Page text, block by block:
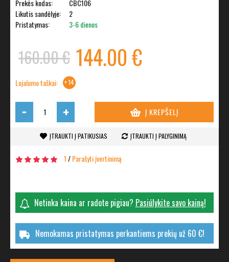
Prekės kodas:
CBC106
Likutis sandėlyje:
2
Pristatymas:
3-6 dienos
160.00 € 144.00 €
Lojalumo taškai: + 14
- + Į KREPŠELĮ
ĮTRAUKTI Į PATIKUSIAS ĮTRAUKTI Į PALYGINIMĄ
1/Parašyti įvertinimą
Netinka kaina ar radote pigiau? Pasiūlykite savo kainą!
Nemokamas pristatymas perkantiems prekių už 60 €!